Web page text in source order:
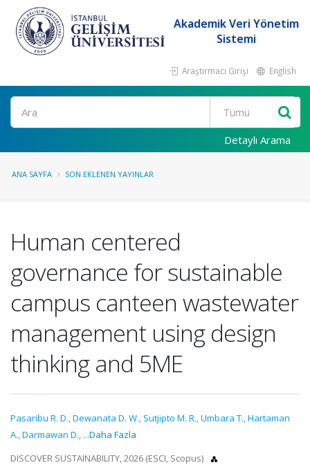
Akademik Veri Yönetim
Sistemi
Araştırmacı Girişi English
Ara
Detaylı Arama
ANA SAYFA SON EKLENEN YAYINLAR
Human centered
governance for sustainable
campus canteen wastewater
management using design
thinking and 5ME
Pasaribu R. D.,Dewanata D. W., Sutjipto M. R.,Umbara T.,Hartaman
A.,Darmawan D., ...Daha Fazla
DISCOVER SUSTAINABILITY, 2026 (ESCI, Scopus)